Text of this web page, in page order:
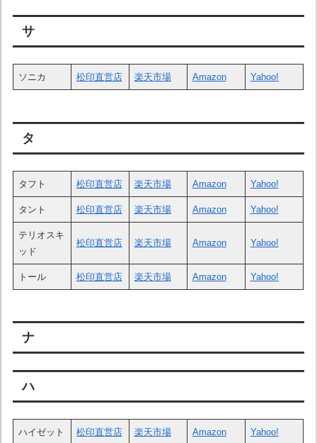
サ
ソニカ 松印直営店 楽天市場 Amazon Yahoo!
タ
タフト 松印直営店 楽天市場 Amazon Yahoo!
タント 松印直営店 楽天市場 Amazon Yahoo!
テリオスキ
ッド
松印直営店 楽天市場 Amazon Yahoo!
トール 松印直営店 楽天市場 Amazon Yahoo!
ナ
ハ
ハイゼット 松印直営店 楽天市場 Amazon Yahoo!